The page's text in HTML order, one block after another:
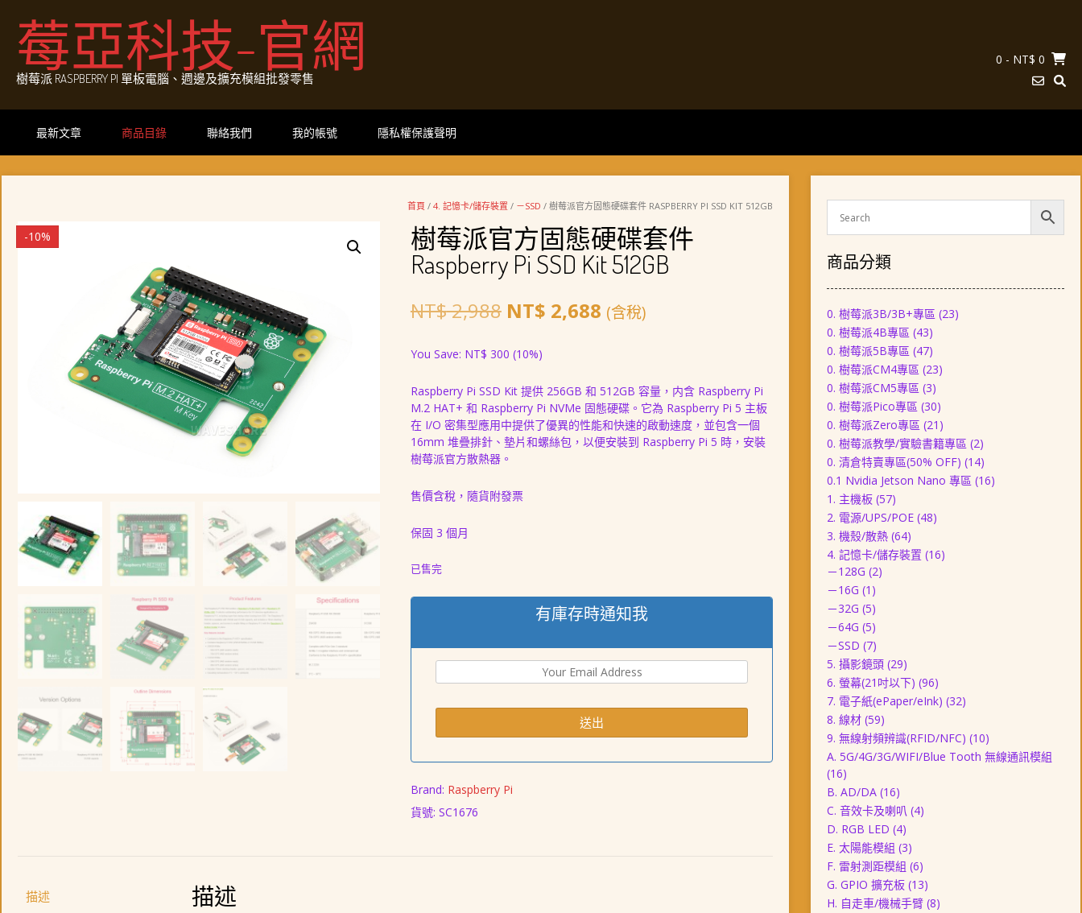
content莓亞科技-官網
樹莓派 RASPBERRY PI 單板電腦、週邊及擴充模組批發零售
0 - NT$ 0
最新文章 商品目錄 聯絡我們 我的帳號 隱私權保護聲明
首頁 /4. 記憶卡/儲存裝置 / －SSD / 樹莓派官方固態硬碟套件 RASPBERRY PI SSD KIT 512GB
-10% 樹莓派官方固態硬碟套件
Raspberry Pi SSD Kit 512GB
NT$2,988 原
價
格：
NT$ 2,988。
NT$ 2,688目
格：
NT$ 2,688。
(含稅)
You Save: NT$ 300 (10%)
Raspberry Pi SSD Kit 提供 256GB 和 512GB 容量，内含 Raspberry Pi
M.2 HAT+ 和 Raspberry Pi NVMe 固態硬碟。它為 Raspberry Pi 5 主板
在 I/O 密集型應用中提供了優異的性能和快速的啟動速度，並包含一個
16mm 堆疊排針、墊片和螺絲包，以便安裝到 Raspberry Pi 5 時，安裝
樹莓派官方散熱器。
售價含稅，隨貨附發票
保固 3 個月
已售完
有庫存時通知我
Brand: Raspberry Pi
貨號: SC1676
描述 描述
商品分類
0. 樹莓派3B/3B+專區 (23)
0. 樹莓派4B專區 (43)
0. 樹莓派5B專區 (47)
0. 樹莓派CM4專區 (23)
0. 樹莓派CM5專區 (3)
0. 樹莓派Pico專區 (30)
0. 樹莓派Zero專區 (21)
0. 樹莓派教學/實驗書籍專區 (2)
0. 清倉特賣專區(50% OFF) (14)
0.1 Nvidia Jetson Nano 專區 (16)
1. 主機板 (57)
2. 電源/UPS/POE (48)
3. 機殼/散熱 (64)
4. 記憶卡/儲存裝置 (16)
－128G (2)
－16G (1)
－32G (5)
－64G (5)
－SSD (7)
5. 攝影鏡頭 (29)
6. 螢幕(21吋以下) (96)
7. 電子紙(ePaper/eInk) (32)
8. 線材 (59)
9. 無線射頻辨識(RFID/NFC) (10)
A. 5G/4G/3G/WIFI/Blue Tooth 無線通訊模組
(16)
B. AD/DA (16)
C. 音效卡及喇叭 (4)
D. RGB LED (4)
E. 太陽能模組 (3)
F. 雷射測距模組 (6)
G. GPIO 擴充板 (13)
H. 自走車/機械手臂 (8)